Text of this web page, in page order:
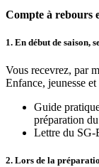
Compte à rebours
1. En début de saison,
Vous recevrez, par
Enfance, jeunesse
Guide
préparation
Lettre du SG-
2. Lors de la